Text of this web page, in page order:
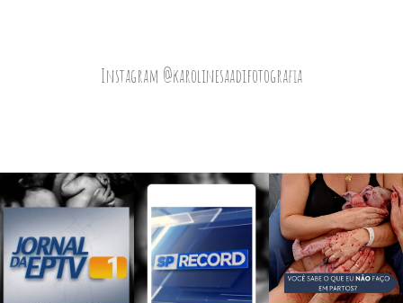
Instagram @karolinesaadifotografia